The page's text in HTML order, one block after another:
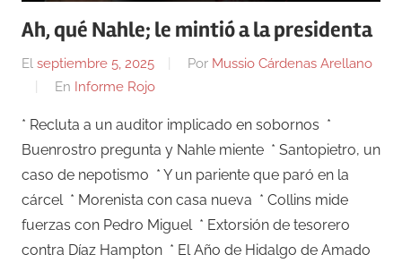
Ah, qué Nahle; le mintió a la presidenta
El septiembre 5, 2025 Por Mussio Cárdenas Arellano
En Informe Rojo
* Recluta a un auditor implicado en sobornos *
Buenrostro pregunta y Nahle miente * Santopietro, un
caso de nepotismo * Y un pariente que paró en la
cárcel * Morenista con casa nueva * Collins mide
fuerzas con Pedro Miguel * Extorsión de tesorero
contra Díaz Hampton * El Año de Hidalgo de Amado